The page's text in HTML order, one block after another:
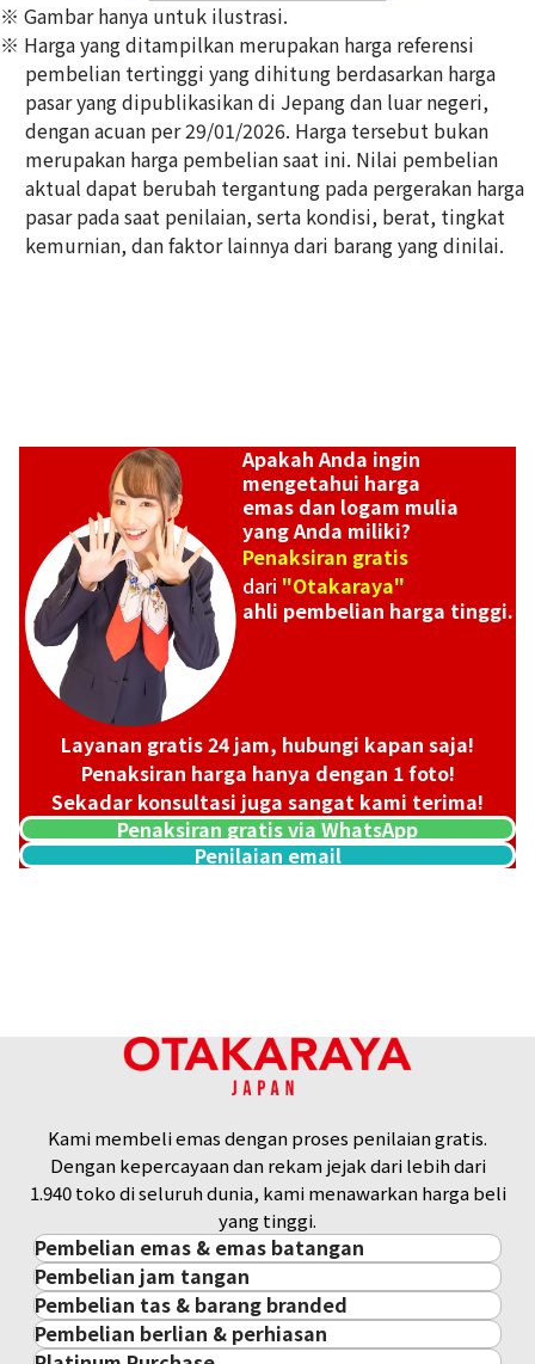
Gold Platinum (K24/Sv1000) Meiji 100th Anniversary
Silver Medal Set
100g
Referensi Harga Buyback
204.733.151
Platinum (Pt1000) Maple Leaf Coins 2 1/2 oz 2 1/4 oz
46,65g
Referensi Harga Buyback
Rp 67.697.547
Platinum (Pt1000) Maple Leaf Coin 1/4 oz 6 pieces set
Referensi Harga Buyback
Rp 67.770.106
※ Gambar hanya untuk ilustrasi.
※ Harga yang ditampilkan merupakan harga referensi
pembelian tertinggi yang dihitung berdasarkan harga
pasar yang dipublikasikan di Jepang dan luar negeri,
dengan acuan per 29/01/2026. Harga tersebut bukan
merupakan harga pembelian saat ini. Nilai pembelian
aktual dapat berubah tergantung pada pergerakan harga
pasar pada saat penilaian, serta kondisi, berat, tingkat
kemurnian, dan faktor lainnya dari barang yang dinilai.
Apakah Anda ingin
mengetahui harga
emas dan logam mulia
yang Anda miliki?
Penaksiran gratis
dari "Otakaraya"
ahli pembelian harga tinggi.
Layanan gratis 24 jam, hubungi kapan saja!
Penaksiran harga hanya dengan 1 foto!
Sekadar konsultasi juga sangat kami terima!
Penaksiran gratis via WhatsApp
Penilaian email
Kami membeli emas dengan proses penilaian gratis.
Dengan kepercayaan dan rekam jejak dari lebih dari
1.940 toko di seluruh dunia, kami menawarkan harga beli
yang tinggi.
Pembelian emas & emas batangan
Pembelian emas & emas batangan
Emas Batangan / Gold Bar
Koin Emas
Pembelian jam tangan
Pembelian jam tangan
ROLEX
Pembelian tas & barang branded
Pembelian tas & barang branded
Pembelian berlian & perhiasan